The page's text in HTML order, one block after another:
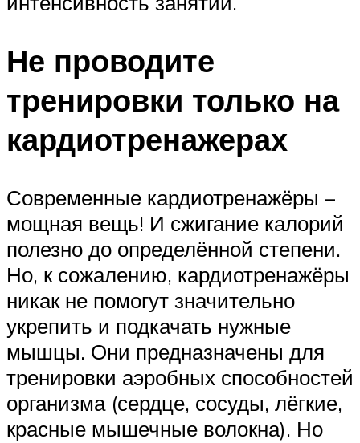
Не проводите
тренировки только на
кардиотренажерах
Современные кардиотренажёры –
мощная вещь! И сжигание калорий
полезно до определённой степени.
Но, к сожалению, кардиотренажёры
никак не помогут значительно
укрепить и подкачать нужные
мышцы. Они предназначены для
тренировки аэробных способностей
организма (сердце, сосуды, лёгкие,
красные мышечные волокна). Но